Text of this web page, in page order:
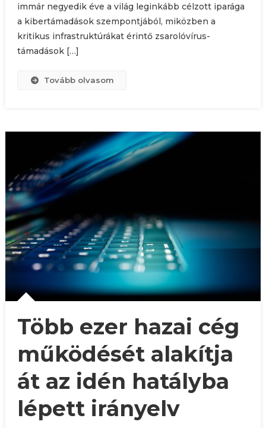
immár negyedik éve a világ leginkább célzott iparága
a kibertámadások szempontjából, miközben a
kritikus infrastruktúrákat érintő zsarolóvírus-
támadások […]
Tovább olvasom
Több ezer hazai cég
működését alakítja
át az idén hatályba
lépett irányelv